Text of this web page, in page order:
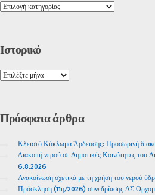
Ιστορικό
Πρόσφαταάρθρα
Κλειστό Κύκλωμα Άρδευσης: Προσωρινή
Διακοπή νερού σε Δημοτικές Κοινότητες του
6.8.2026
Ανακοίνωση σχετικά με τη χρήση του νερού
Πρόσκληση (11η/2026) συνεδρίασης ΔΣ